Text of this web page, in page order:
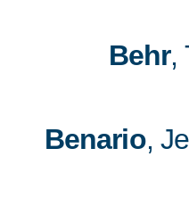
Behr,
Benario,